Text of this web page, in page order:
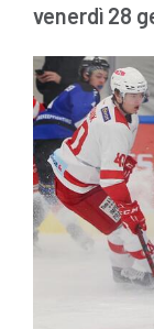
venerdì 28